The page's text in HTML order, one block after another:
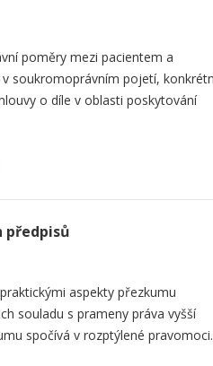
poměry mezi pacientem a
soukromoprávním pojetí,
o díle v oblasti poskytování
předpisů
aspekty přezkumu
souladu s prameny práva vyšší
spočívá v rozptýlené